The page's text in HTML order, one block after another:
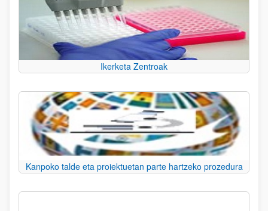
Ikerketa Zentroak
Kanpoko talde eta proiektuetan parte hartzeko prozedura